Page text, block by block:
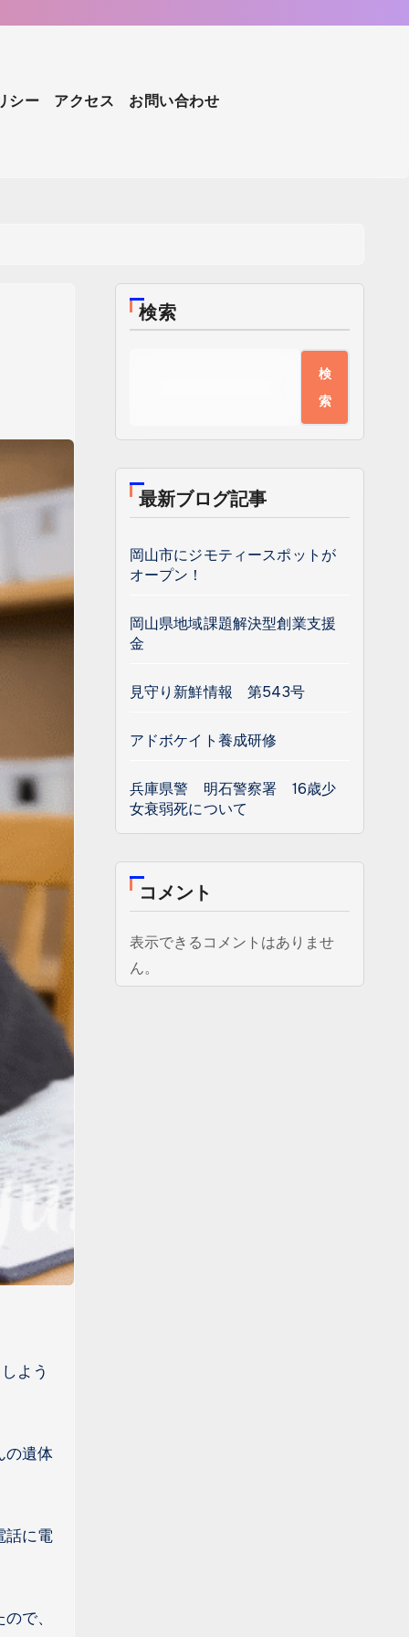
シー アクセス お問い合わせ
よう
の遺体
話に電
で、
検索
検
索
最新ブログ記事
岡山市にジモティースポットが
オープン！
岡山県地域課題解決型創業支援
金
見守り新鮮情報 第543号
アドボケイト養成研修
兵庫県警 明石警察署 16歳少
女衰弱死について
コメント
表示できるコメントはありませ
ん。